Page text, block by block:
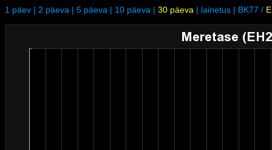
1 päev | 2 päeva | 5 päeva | 10 päeva | 30 päeva | lainetus | BK77 /